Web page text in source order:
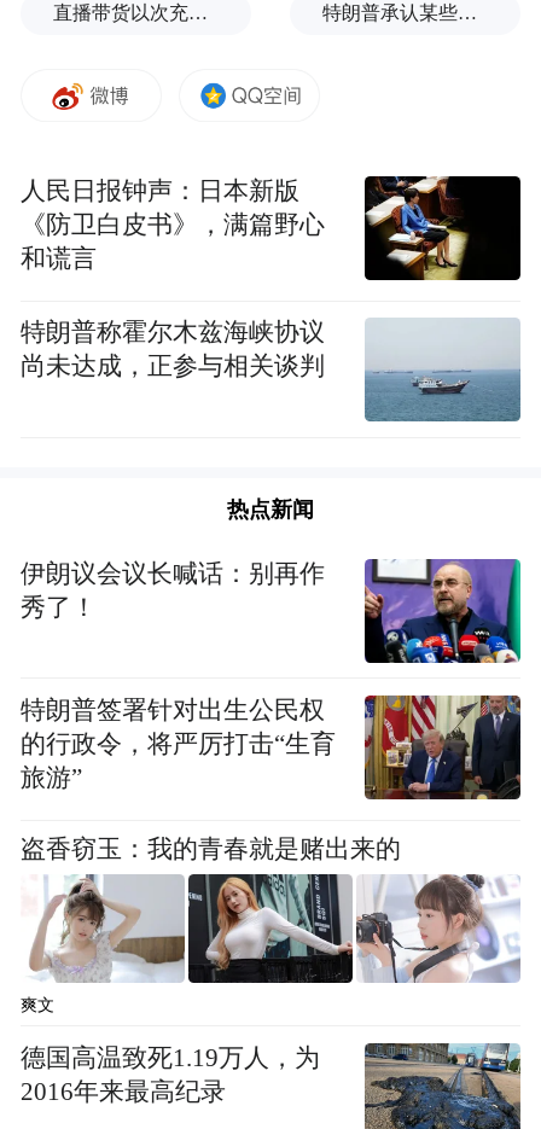
者，对方表示，已经有售后人员联系他了。
服人员回复称，会将情况反馈上去，后续会
有工作人员处理。一位售后人员表示，如果
出现空包情况，官方肯定会赔付消费者的。
视频显示，该网友购买到的产品为香奶口味
的“达利园法式软面包”，官方旗舰店零售价
昨天晚上8点在线下购买的面包，整大包只有
1个是这样的情况，包装袋内只有空气。不过
面包没有过期，包装目前也没开封。
直播带货以次充好、拒不发货，算诈骗吗？ 特朗普承认某些弹药供应紧张
人民日报钟声：日本新版
《防卫白皮书》，满篇野心
和谎言
特朗普称霍尔木兹海峡协议
尚未达成，正参与相关谈判
热点新闻
伊朗议会议长喊话：别再作
秀了！
特朗普签署针对出生公民权
的行政令，将严厉打击“生育
旅游”
盗香窃玉：我的青春就是赌出来的
爽文
德国高温致死1.19万人，为
2016年来最高纪录